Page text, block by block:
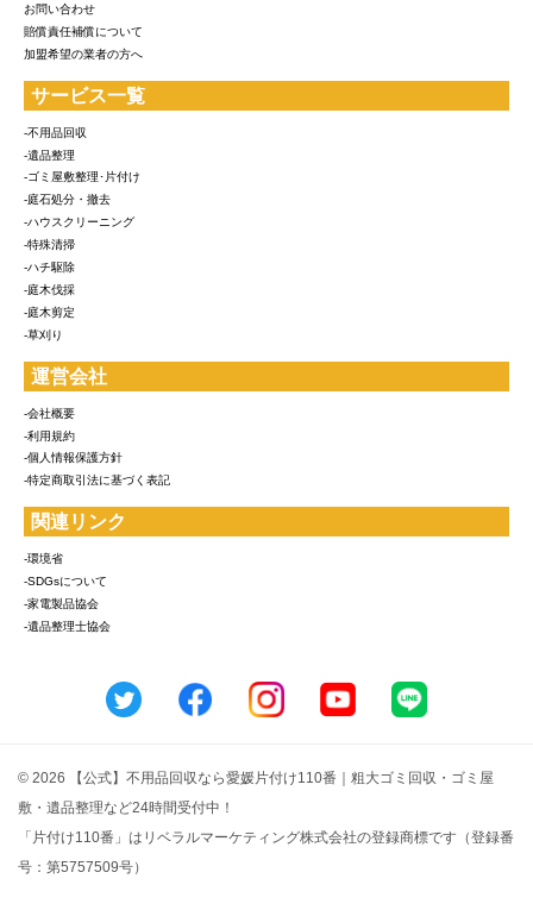
お問い合わせ
賠償責任補償について
加盟希望の業者の方へ
サービス一覧
-不用品回収
-遺品整理
-ゴミ屋敷整理･片付け
-庭石処分・撤去
-ハウスクリーニング
-特殊清掃
-ハチ駆除
-庭木伐採
-庭木剪定
-草刈り
運営会社
-会社概要
-利用規約
-個人情報保護方針
-特定商取引法に基づく表記
関連リンク
-環境省
-SDGsについて
-家電製品協会
-遺品整理士協会
© 2026 【公式】不用品回収なら愛媛片付け110番｜粗大ゴミ回収・ゴミ屋
敷・遺品整理など24時間受付中！
「片付け110番」はリベラルマーケティング株式会社の登録商標です（登録番
号：第5757509号）